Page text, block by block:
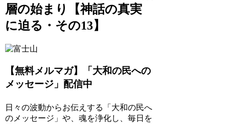
層の始まり【神話の真実
に迫る・その13】
【無料メルマガ】「大和の民への
メッセージ」配信中
日々の波動からお伝えする「大和の民へ
のメッセージ」や、魂を浄化し、毎日を